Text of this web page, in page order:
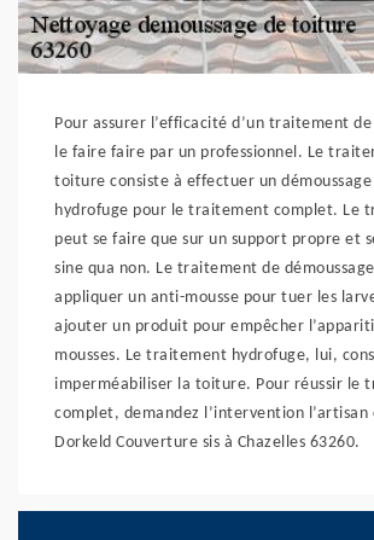
Pour assurer l’efficacité d’un traitement
le faire faire par un professionnel. Le
toiture consiste à effectuer un
hydrofuge pour le traitement complet. Le
peut se faire que sur un support propre et
sine qua non. Le traitement de
appliquer un anti-mousse pour tuer les
ajouter un produit pour empêcher
mousses. Le traitement hydrofuge, lui,
imperméabiliser la toiture. Pour réussir le
complet, demandez l’intervention l’artisan
Dorkeld Couverture sis à Chazelles 63260.